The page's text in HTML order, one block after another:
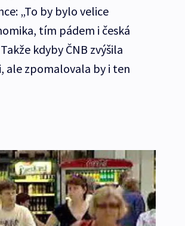
„To by bylo velice
tím pádem i česká
kdyby ČNB zvýšila
ale zpomalovala by i ten